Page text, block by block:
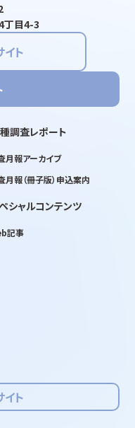
丁目4-3
ト
調査レポート
月報アーカイブ
月報（冊子版）申込案内
シャルコンテンツ
記事
ト